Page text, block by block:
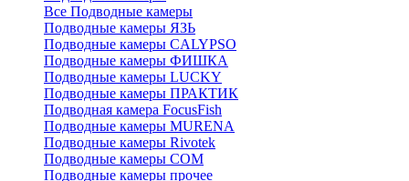
Все Подводные камеры
Подводные камеры ЯЗЬ
Подводные камеры CALYPSO
Подводные камеры ФИШКА
Подводные камеры LUCKY
Подводные камеры ПРАКТИК
Подводная камера FocusFish
Подводные камеры MURENA
Подводные камеры Rivotek
Подводные камеры СОМ
Подводные камеры прочее